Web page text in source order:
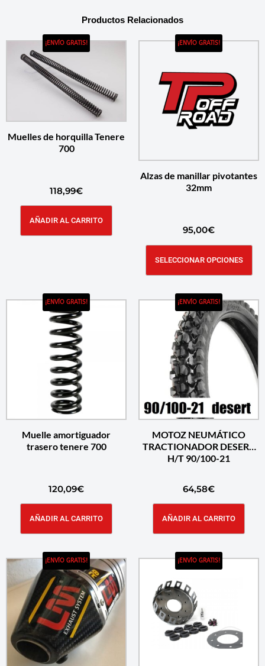
Productos Relacionados
¡ENVÍO GRATIS!
Muelles de horquilla Tenere
700
118,99€
AÑADIR AL CARRITO
¡ENVÍO GRATIS!
Alzas de manillar pivotantes
32mm
95,00€
SELECCIONAR OPCIONES
¡ENVÍO GRATIS!
Muelle amortiguador
trasero tenere 700
120,09€
AÑADIR AL CARRITO
¡ENVÍO GRATIS!
MOTOZ NEUMÁTICO
TRACTIONADOR DESERT
H/T 90/100-21
64,58€
AÑADIR AL CARRITO
¡ENVÍO GRATIS! ¡ENVÍO GRATIS!